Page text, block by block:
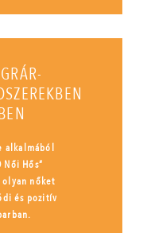
alkalmából
Hős”
nőket
és pozitív